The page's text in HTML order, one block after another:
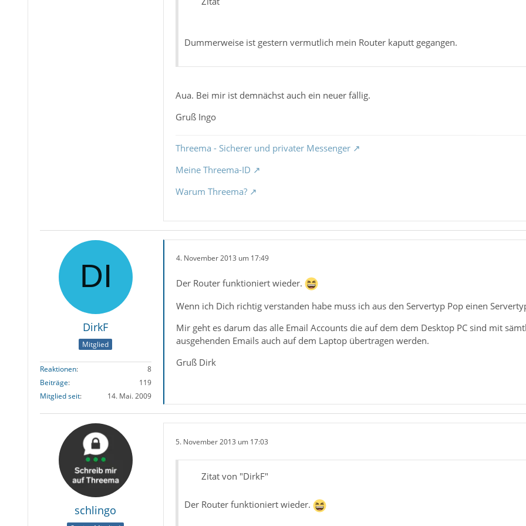
Dummerweise ist gestern vermutlich mein Router kaputt gegangen.
Aua. Bei mir ist demnächst auch ein neuer fällig.
Gruß Ingo
Threema - Sicherer und privater Messenger
Meine Threema-ID
Warum Threema?
DirkF
Mitglied
Reaktionen
8
Beiträge
119
Mitglied seit
14. Mai. 2009
4. November 2013 um 17:49
Der Router funktioniert wieder.
Wenn ich Dich richtig verstanden habe muss ich aus den Servertyp Pop einen
Mir geht es darum das alle Email Accounts die auf dem dem Desktop PC sind mit
ausgehenden Emails auch auf dem Laptop übertragen werden.
Gruß Dirk
schlingo
5. November 2013 um 17:03
Zitat von "DirkF"
Der Router funktioniert wieder.